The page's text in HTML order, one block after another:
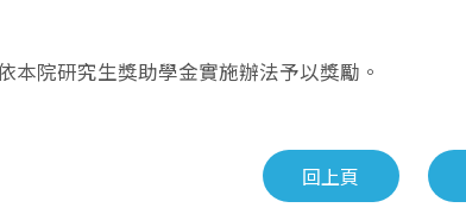
本院研究生獎助學金實施辦法予以獎勵。
回上頁